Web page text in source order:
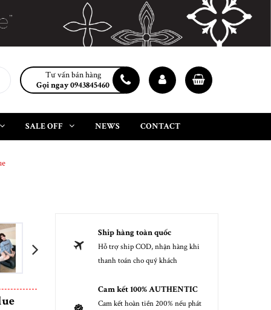
Tư vấn bán hàng
Gọi ngay 0943845460
SALE OFF NEWS CONTACT
next
Ship hàng toàn quốc
Hỗ trợ ship COD, nhận hàng khi
thanh toán cho quý khách
Cam kết 100% AUTHENTIC
Cam kết hoàn tiền 200% nếu phát